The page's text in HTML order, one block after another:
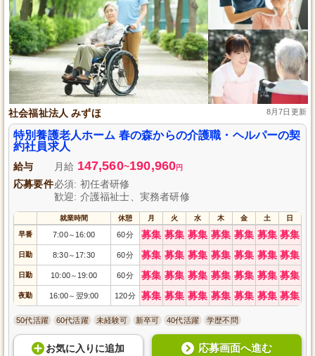
社会福祉法人 みずほ 8月7日更新
特別養護老人ホーム 春の森からの介護職・ヘルパーの契
約社員求人
給与 月給 147,560~190,960円
応募要件必須: 初任者研修
歓迎: 介護福祉士、実務者研修
就業時間 休憩 月 火 水 木 金 土 日
早番 7:00～ 16:00 60分 募集 募集 募集 募集 募集 募集 募集
日勤 8:30～ 17:30 60分 募集 募集 募集 募集 募集 募集 募集
日勤 10:00～ 19:00 60分 募集 募集 募集 募集 募集 募集 募集
夜勤 16:00～ 翌9:00 120分 募集 募集 募集 募集 募集 募集 募集
50代活躍 60代活躍 未経験可 新卒可 40代活躍 学歴不問
お気に入り に追加 応募画面へ進む